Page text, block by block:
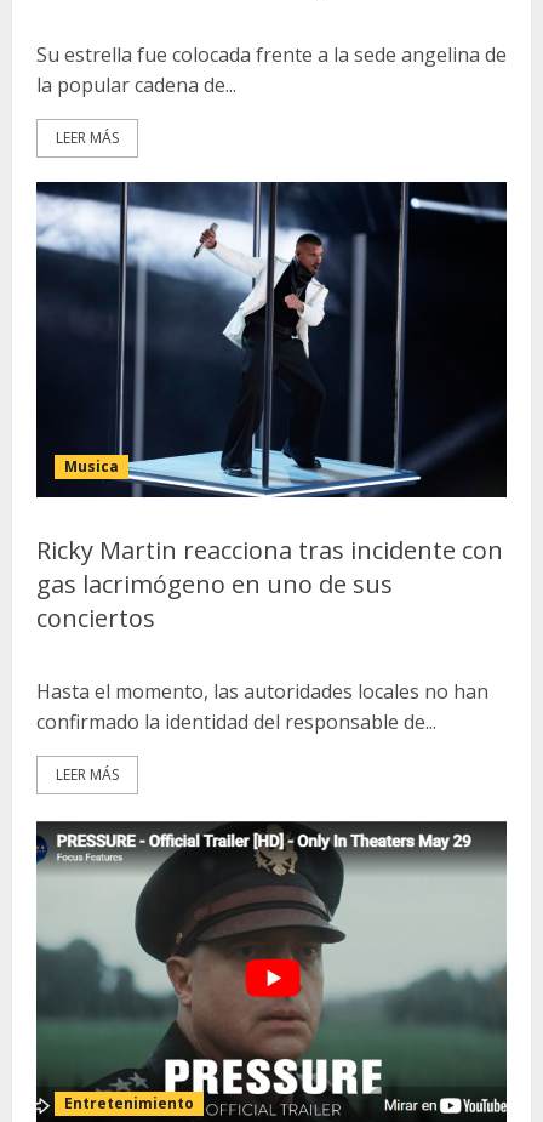
Su estrella fue colocada frente a la sede angelina de
la popular cadena de...
LEER MÁS
Musica
Ricky Martin reacciona tras incidente con
gas lacrimógeno en uno de sus
conciertos
Hasta el momento, las autoridades locales no han
confirmado la identidad del responsable de...
LEER MÁS
Entretenimiento